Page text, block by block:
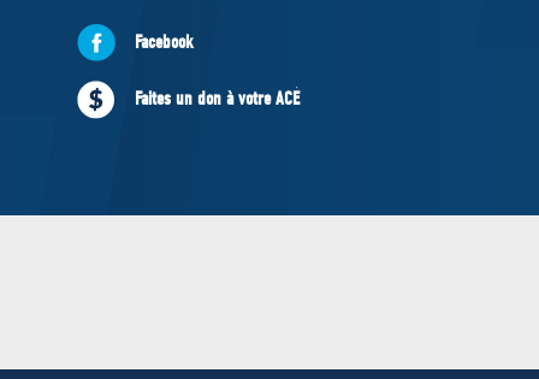
À PROPOS
Documents constitutifs
Facebook
Faites un don à votre ACÉ